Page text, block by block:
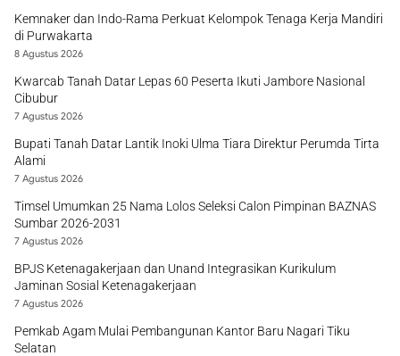
Kemnaker dan Indo-Rama Perkuat Kelompok Tenaga Kerja Mandiri
di Purwakarta
8 Agustus 2026
Kwarcab Tanah Datar Lepas 60 Peserta Ikuti Jambore Nasional
Cibubur
7 Agustus 2026
Bupati Tanah Datar Lantik Inoki Ulma Tiara Direktur Perumda Tirta
Alami
7 Agustus 2026
Timsel Umumkan 25 Nama Lolos Seleksi Calon Pimpinan BAZNAS
Sumbar 2026-2031
7 Agustus 2026
BPJS Ketenagakerjaan dan Unand Integrasikan Kurikulum
Jaminan Sosial Ketenagakerjaan
7 Agustus 2026
Pemkab Agam Mulai Pembangunan Kantor Baru Nagari Tiku
Selatan